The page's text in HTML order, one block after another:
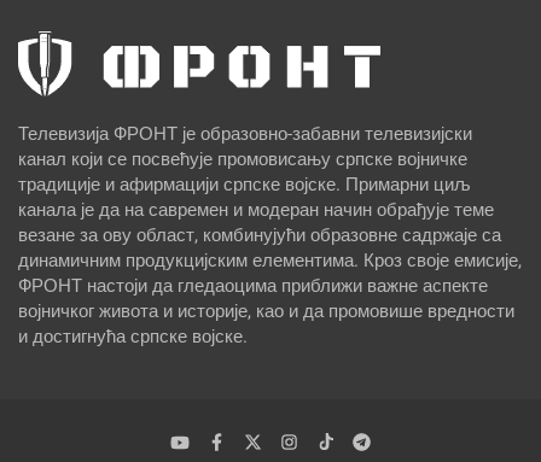
Телевизија ФРОНТ је образовно-забавни телевизијски
канал који се посвећује промовисању српске војничке
традиције и афирмацији српске војске. Примарни циљ
канала је да на савремен и модеран начин обрађује теме
везане за ову област, комбинујући образовне садржаје са
динамичним продукцијским елементима. Кроз своје емисије,
ФРОНТ настоји да гледаоцима приближи важне аспекте
војничког живота и историје, као и да промовише вредности
и достигнућа српске војске.